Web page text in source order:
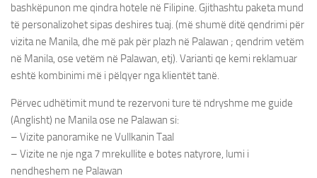
bashkëpunon me qindra hotele në Filipine. Gjithashtu paketa mund
të personalizohet sipas deshires tuaj. (më shumë ditë qendrimi për
vizita ne Manila, dhe më pak për plazh në Palawan ; qendrim vetëm
në Manila, ose vetëm në Palawan, etj). Varianti qe kemi reklamuar
eshtë kombinimi më i pëlqyer nga klientët tanë.
Përvec udhëtimit mund te rezervoni ture të ndryshme me guide
(Anglisht) ne Manila ose ne Palawan si:
– Vizite panoramike ne Vullkanin Taal
– Vizite ne nje nga 7 mrekullite e botes natyrore, lumi i
nendheshem ne Palawan